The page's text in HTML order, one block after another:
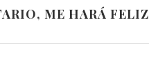
ME HARÁ FELIZ